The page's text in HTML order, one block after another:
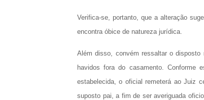
Verifica-se, portanto, que a alteração
encontra óbice de natureza jurídica.
Além disso, convém ressaltar o disposto
havidos fora do casamento. Conforme
estabelecida, o oficial remeterá ao Juiz
suposto pai, a fim de ser averiguada